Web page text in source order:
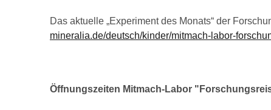
Das aktuelle „Experiment des Monats“ der
mineralia.de/deutsch/kinder/mitmach-labor-
Öffnungszeiten Mitmach-Labor